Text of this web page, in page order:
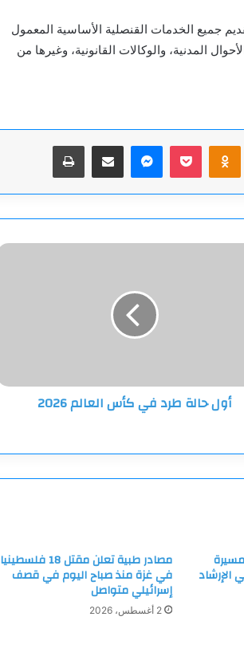
جميع الخدمات القنصلية الأساسية المعمول
المدنية، والوكالات القانونية، وغيرها من
Odnoklassniki
‫Pocketماسنجرمشاركة عبر البريد طباعة
أول حالة طرد في كأس العالم 2026
الإرشاد
مصادر طبية تعلن مقتل 18 فلسطينيا
في غزة منذ صباح اليوم في قصف
إسرائيلي متواصل
2 أغسطس، 2026